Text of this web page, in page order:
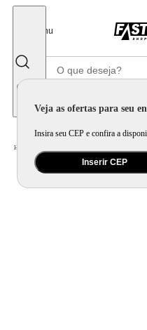
Menu
Veja as ofertas para seu
Insira seu CEP e confira a
Inserir CEP
Home